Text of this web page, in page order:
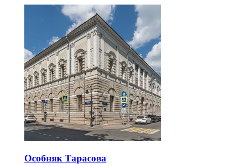
Особняк Тарасова